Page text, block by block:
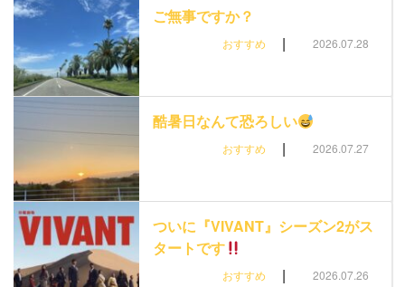
ご無事ですか？
おすすめ | 2026.07.28
酷暑日なんて恐ろしい
おすすめ | 2026.07.27
ついに『VIVANT』シーズン2がス
タートです
おすすめ | 2026.07.26